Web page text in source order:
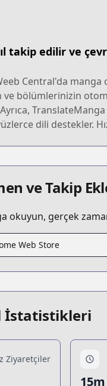
takip edilir ve
Central'da
bölümlerinizin
dili destekler.
ve Takip
okuyun, gerçek
Web Store
İstatistikleri
Ziyaretçiler